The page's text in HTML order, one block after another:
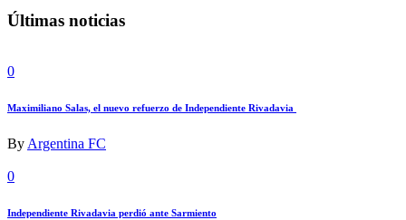
Últimas noticias
0
Maximiliano Salas, el nuevo refuerzo de Independiente Rivadavia
By Argentina FC
0
Independiente Rivadavia perdió ante Sarmiento